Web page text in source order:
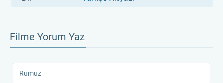
Filme Yorum Yaz